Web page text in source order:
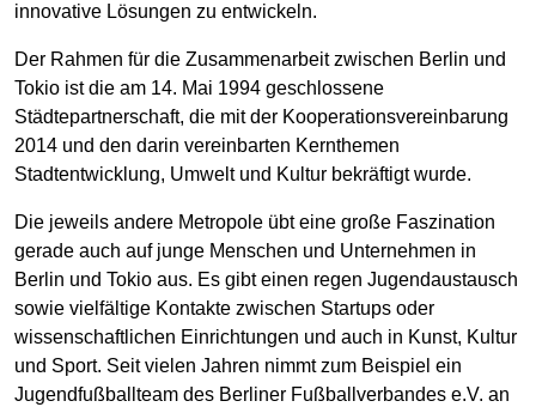
innovative Lösungen zu entwickeln.
Der Rahmen für die Zusammenarbeit zwischen Berlin und
Tokio ist die am 14. Mai 1994 geschlossene
Städtepartnerschaft, die mit der Kooperationsvereinbarung
2014 und den darin vereinbarten Kernthemen
Stadtentwicklung, Umwelt und Kultur bekräftigt wurde.
Die jeweils andere Metropole übt eine große Faszination
gerade auch auf junge Menschen und Unternehmen in
Berlin und Tokio aus. Es gibt einen regen Jugendaustausch
sowie vielfältige Kontakte zwischen Startups oder
wissenschaftlichen Einrichtungen und auch in Kunst, Kultur
und Sport. Seit vielen Jahren nimmt zum Beispiel ein
Jugendfußballteam des Berliner Fußballverbandes e.V. an